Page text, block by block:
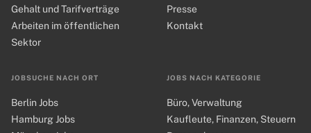
Gehalt und Tarifverträge
Arbeiten im öffentlichen
Sektor
JOBSUCHE NACH ORT
Berlin Jobs
Hamburg Jobs
JOBS NACH KATEGORIE
Büro, Verwaltung
Kaufleute, Finanzen, Steuern
Presse
Kontakt